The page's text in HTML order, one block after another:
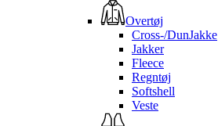
Overtøj
Cross-/DunJakke
Jakker
Fleece
Regntøj
Softshell
Veste